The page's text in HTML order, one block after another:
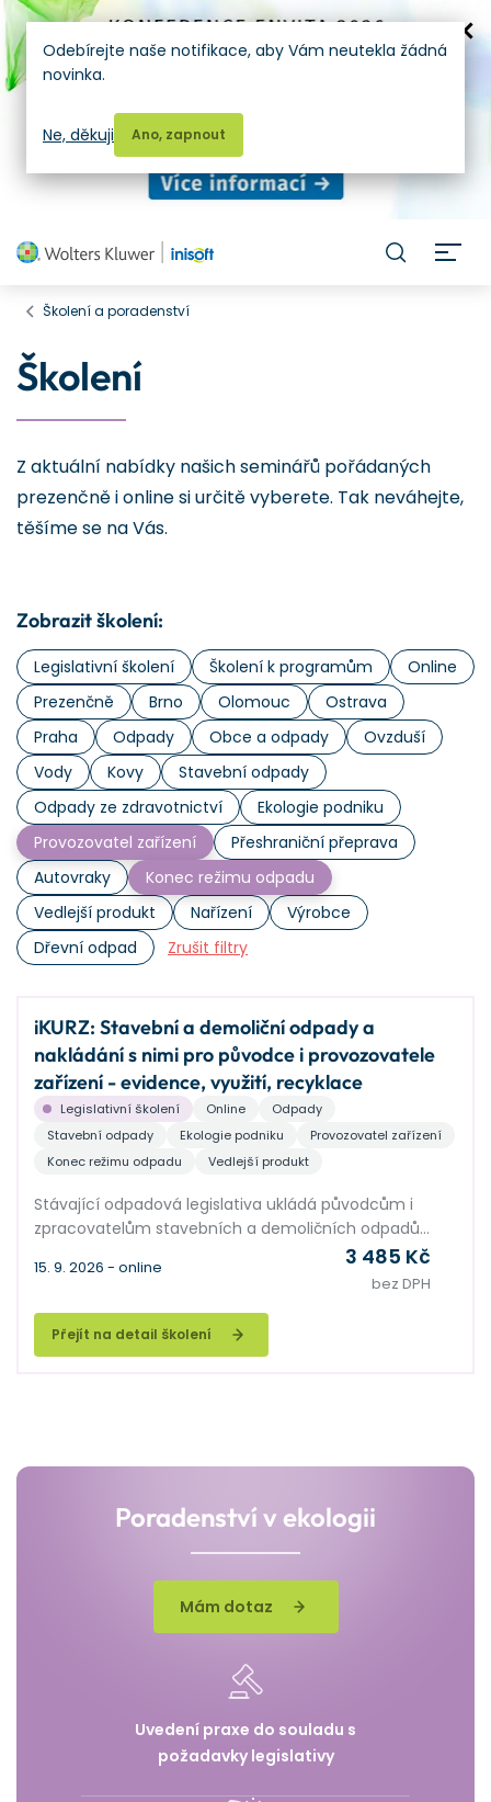
Školení a poradenství
Školení
Z aktuální nabídky našich seminářů pořádaných
prezenčně i online si určitě vyberete. Tak neváhejte,
těšíme se na Vás.
Zobrazit školení:
Legislativní školení Školení k programům
Online
Prezenčně
Brno Olomouc
Ostrava
Praha
Odpady Obce a odpady
Ovzduší
Vody
Kovy
Stavební odpady
Odpady ze zdravotnictví
Ekologie podniku
Provozovatel zařízení
Přeshraniční přeprava
Autovraky
Konec režimu odpadu
Vedlejší produkt
Nařízení
Výrobce
Dřevní odpad
Zrušit filtry
iKURZ: Stavební a demoliční odpady a
nakládání s nimi pro původce i provozovatele
zařízení - evidence, využití, recyklace
Legislativní školení Online
Odpady
Stavební odpady
Ekologie podniku
Provozovatel zařízení
Konec režimu odpadu
Vedlejší produkt
Stávající odpadová legislativa ukládá původcům i
zpracovatelům stavebních a demoličních odpadů
řadu povinností. Cílem má být maximální možné
využití těchto odpadů, a také znovupoužití stavebních
této souvislosti stavebníky trápí řada praktických
problémů, např. při nakládání s přebytky zemin.
vznikajícími ve stavebnictví.
Přejít na detail školení
15. 9. 2026 - online 3 485 Kč
bez DPH
Poradenství v ekologii
Mám dotaz
Uvedení praxe do souladu s
požadavky legislativy
Odebírejte naše notifikace, aby Vám neutekla žádná
novinka.
Ano, zapnout
Ne, děkuji